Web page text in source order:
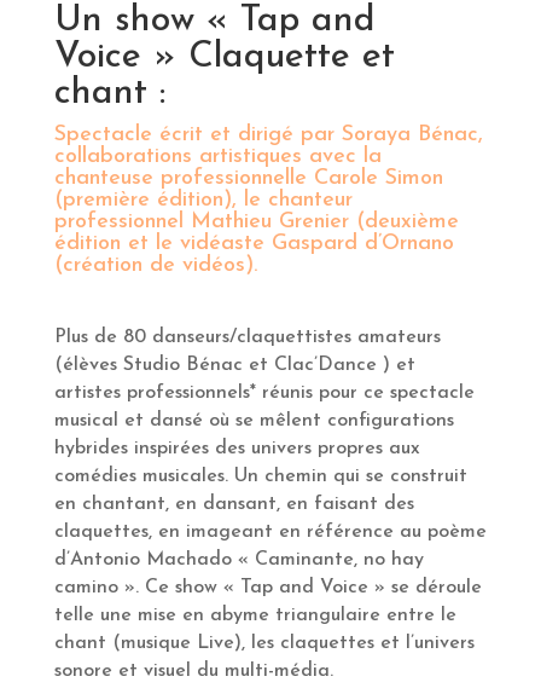
Un show « Tap and
Voice » Claquette et
chant :
Spectacle écrit et dirigé par Soraya Bénac,
collaborations artistiques avec la
chanteuse professionnelle Carole Simon
(première édition), le chanteur
professionnel Mathieu Grenier (deuxième
édition et le vidéaste Gaspard d’Ornano
(création de vidéos).
Plus de 80 danseurs/claquettistes amateurs
(élèves Studio Bénac et Clac’Dance ) et
artistes professionnels* réunis pour ce spectacle
musical et dansé où se mêlent configurations
hybrides inspirées des univers propres aux
comédies musicales. Un chemin qui se construit
en chantant, en dansant, en faisant des
claquettes, en imageant en référence au poème
d’Antonio Machado « Caminante, no hay
camino ». Ce show « Tap and Voice » se déroule
telle une mise en abyme triangulaire entre le
chant (musique Live), les claquettes et l’univers
sonore et visuel du multi-média.